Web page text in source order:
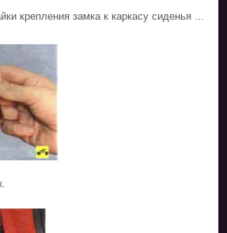
крепления замка к каркасу сиденья ...